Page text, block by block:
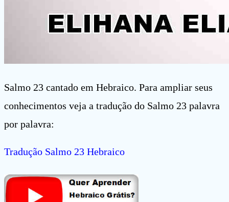
Salmo 23 cantado em Hebraico. Para ampliar seus
conhecimentos veja a tradução do Salmo 23 palavra
por palavra:
Tradução Salmo 23 Hebraico